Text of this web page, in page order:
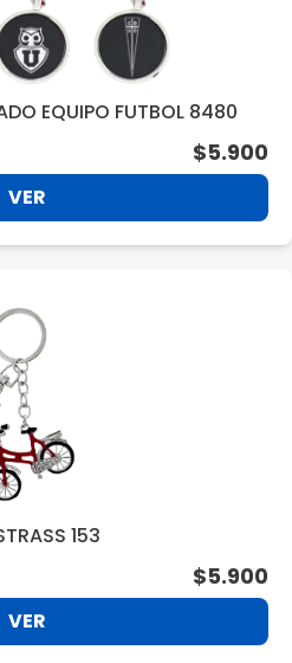
EQUIPO FUTBOL 8480
$5.900
VER
153
$5.900
VER